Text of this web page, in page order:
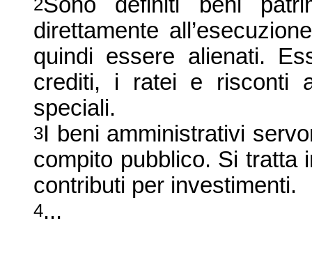
2Sono definiti beni
direttamente
quindi essere alienati.
crediti, i ratei e risconti
speciali.
3I beni amministrativi
compito pubblico. Si tratta
contributi per investimenti.
4...